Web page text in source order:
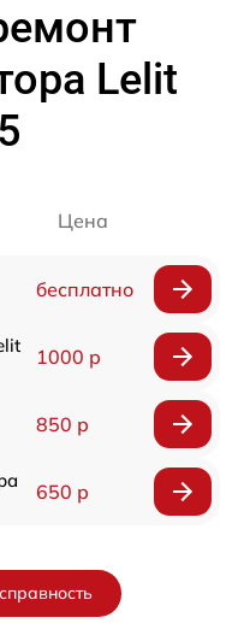
Lelit
Цена
бесплатно
1000 р
850 р
650 р